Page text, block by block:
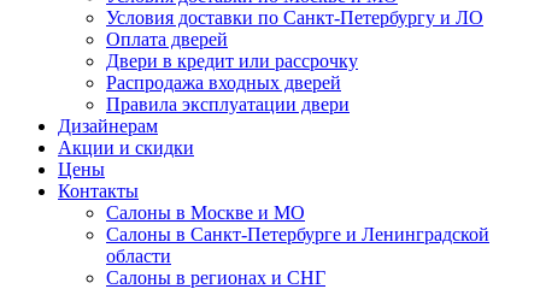
Условия доставки по Санкт-Петербургу и ЛО
Оплата дверей
Двери в кредит или рассрочку
Распродажа входных дверей
Правила эксплуатации двери
Дизайнерам
Акции и скидки
Цены
Контакты
Салоны в Москве и МО
Салоны в Санкт-Петербурге и Ленинградской
области
Салоны в регионах и СНГ